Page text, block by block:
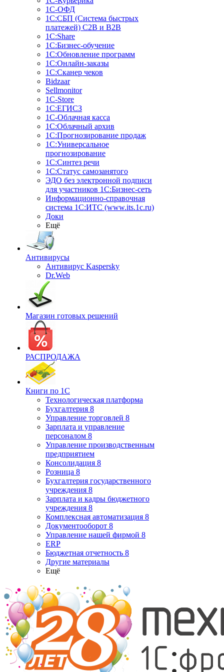
1С-ОФД
1С:СБП (Система быстрых
платежей) C2B и B2B
1С:Share
1С:Бизнес-обучение
1С:Обновление программ
1С:Онлайн-заказы
1С:Сканер чеков
Bidzaar
Sellmonitor
1C-Store
1С:ЕГИСЗ
1С-Облачная касса
1С:Облачный архив
1С:Прогнозирование продаж
1С:Универсальное
прогнозирование
1С:Синтез речи
1С:Статус самозанятого
ЭДО без электронной подписи
для участников 1С:Бизнес-сеть
Информационно-справочная
система 1С:ИТС (www.its.1c.ru)
Доки
Ещё
Антивирусы
Антивирус Kaspersky
Dr.Web
Магазин готовых решений
РАСПРОДАЖА
Книги по 1С
Технологическая платформа
Бухгалтерия 8
Управление торговлей 8
Зарплата и управление
персоналом 8
Управление производственным
предприятием
Консолидация 8
Розница 8
Бухгалтерия государственного
учреждения 8
Зарплата и кадры бюджетного
учреждения 8
Комплексная автоматизация 8
Документооборот 8
Управление нашей фирмой 8
ERP
Бюджетная отчетность 8
Другие материалы
Ещё